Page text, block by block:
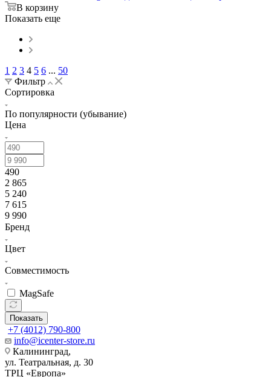
В корзину
Показать еще
1 2 3 4 5 6 ... 50
Фильтр
Сортировка
По популярности (убывание)
Цена
490
2 865
5 240
7 615
9 990
Бренд
Цвет
Совместимость
MagSafe
Показать
+7 (4012) 790-800
info@icenter-store.ru
Калининград,
ул. Театральная, д. 30
ТРЦ «Европа»